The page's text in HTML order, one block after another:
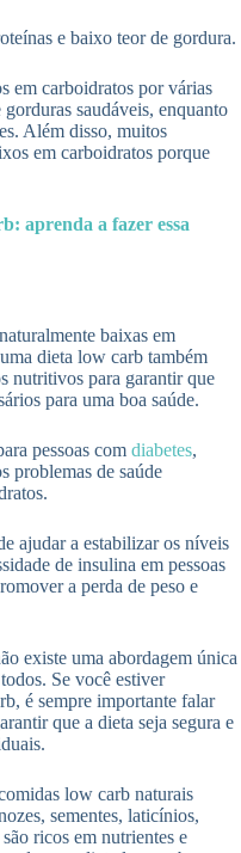
e baixo teor de gordura.
em carboidratos por várias
saudáveis, enquanto
Além disso, muitos
em carboidratos porque
aprenda a fazer essa
baixas em
dieta low carb também
nutritivos para garantir que
para uma boa saúde.
pessoas com diabetes,
problemas de saúde
ajudar a estabilizar os níveis
de insulina em pessoas
a perda de peso e
existe uma abordagem única
Se você estiver
é sempre importante falar
que a dieta seja segura e
low carb naturais
sementes, laticínios,
ricos em nutrientes e